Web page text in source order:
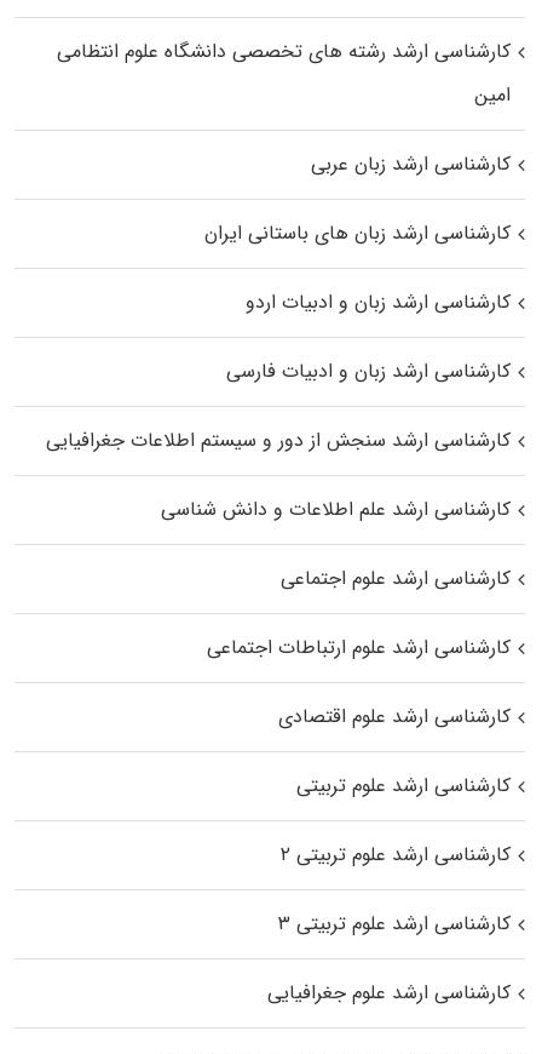
کارشناسی ارشد رﺷﺘﻪ ﻫﺎی تخصصی داﻧﺸﮕﺎه ﻋﻠﻮم انتظامی
اﻣﻴﻦ
کارشناسی ارشد زبان عربی
کارشناسی ارشد زبان‌ های باستانی ایران
کارشناسی ارشد زبان و ادبیات اردو
کارشناسی ارشد زبان و ادبیات فارسی
کارشناسی ارشد سنجش از دور و سیستم اطلاعات جغرافیایی
کارشناسی ارشد علم اطلاعات و دانش شناسی
کارشناسی ارشد علوم اجتماعی
کارشناسی ارشد علوم ارتباطات اجتماعی
کارشناسی ارشد علوم اقتصادی
کارشناسی ارشد علوم تربیتی
کارشناسی ارشد علوم تربیتی ۲
کارشناسی ارشد علوم تربیتی ۳
کارشناسی ارشد علوم جغرافیایی